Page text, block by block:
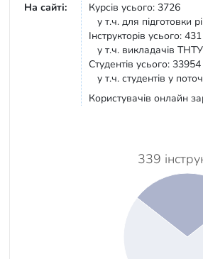
На сайті:
Курсів усього: 3726
у т.ч. для підготовки
Інструкторів усього: 431
у т.ч. викладачів
Студентів усього: 33954
у т.ч. студентів у
Користувачів онлайн
339